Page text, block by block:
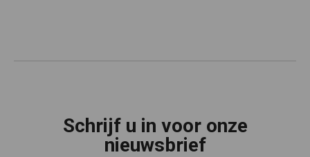
Schrijf u in voor onze
nieuwsbrief